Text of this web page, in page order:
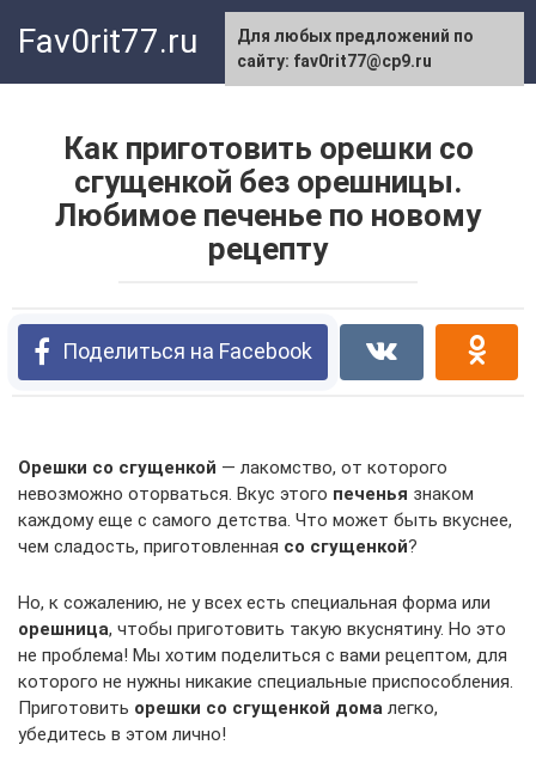
Fav0rit77.ru
Как приготовить орешки со
сгущенкой без орешницы.
Любимое печенье по новому
рецепту
Поделиться на Facebook
Орешки со сгущенкой — лакомство, от которого
невозможно оторваться. Вкус этого печенья знаком
каждому еще с самого детства. Что может быть вкуснее,
чем сладость, приготовленная со сгущенкой?
Но, к сожалению, не у всех есть специальная форма или
орешница, чтобы приготовить такую вкуснятину. Но это
не проблема! Мы хотим поделиться с вами рецептом, для
которого не нужны никакие специальные приспособления.
Приготовить орешки со сгущенкой дома легко,
убедитесь в этом лично!
Для любых предложений по
сайту: fav0rit77@cp9.ru